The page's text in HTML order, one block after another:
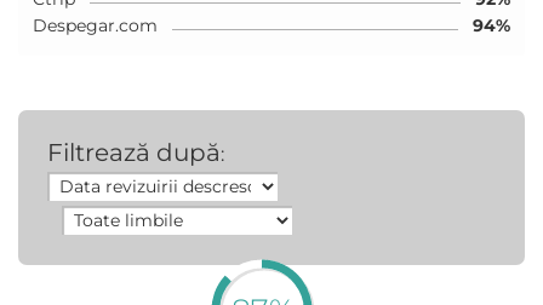
Despegar.com
94%
Filtrează după: